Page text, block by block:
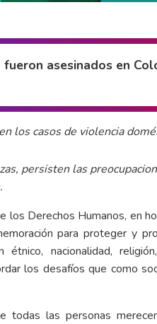
asesinados en
los casos de violencia
persisten las
Derechos Humanos, en
para proteger y
nacionalidad,
los desafíos que como
todas las personas